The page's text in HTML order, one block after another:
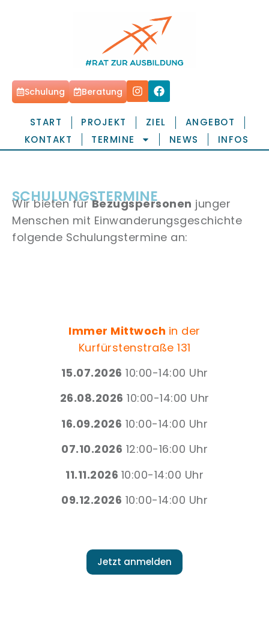
Schulung Beratung
START PROJEKT ZIEL
ANGEBOT
KONTAKT
TERMINE NEWS INFOS
SCHULUNGSTERMINE
Wir bieten fürBezugspersonen junger
Menschen mit Einwanderungsgeschichte
folgende Schulungstermine an:
Immer Mittwoch in der
Kurfürstenstraße 131
15.07.2026 10:00-14:00 Uhr
26.08.2026 10:00-14:00 Uhr
16.09.2026 10:00-14:00 Uhr
07.10.2026 12:00-16:00 Uhr
11.11.2026 10:00-14:00 Uhr
09.12.2026 10:00-14:00 Uhr
Jetzt anmelden